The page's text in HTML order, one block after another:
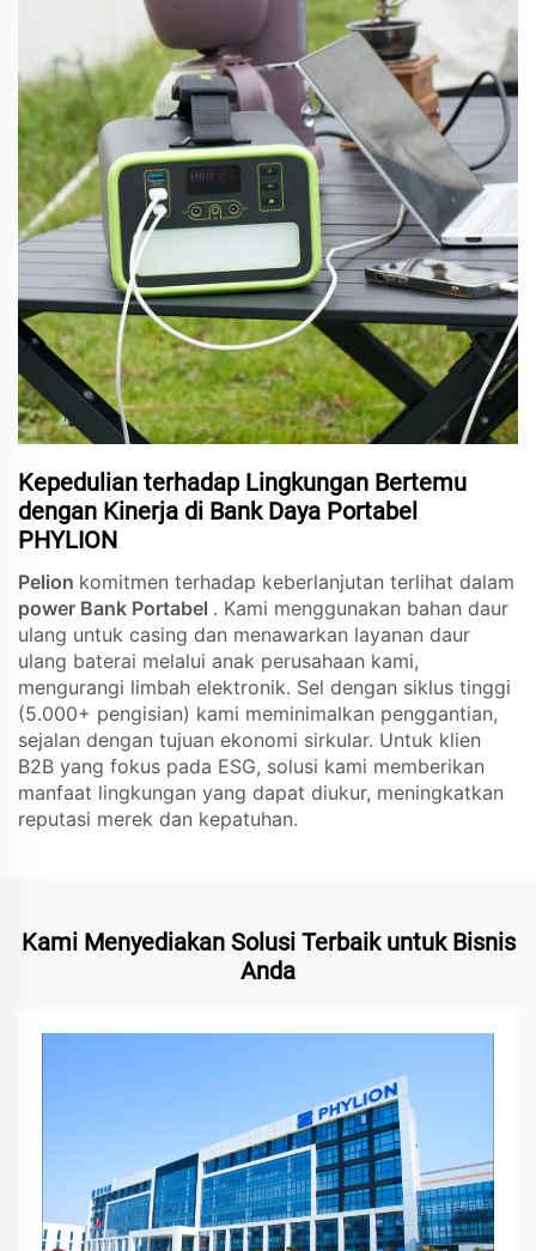
Kepedulian terhadap Lingkungan Bertemu
dengan Kinerja di Bank Daya Portabel
PHYLION
Pelion komitmen terhadap keberlanjutan terlihat dalam
power Bank Portabel . Kami menggunakan bahan daur
ulang untuk casing dan menawarkan layanan daur
ulang baterai melalui anak perusahaan kami,
mengurangi limbah elektronik. Sel dengan siklus tinggi
(5.000+ pengisian) kami meminimalkan penggantian,
sejalan dengan tujuan ekonomi sirkular. Untuk klien
B2B yang fokus pada ESG, solusi kami memberikan
manfaat lingkungan yang dapat diukur, meningkatkan
reputasi merek dan kepatuhan.
Kami Menyediakan Solusi Terbaik untuk Bisnis
Anda